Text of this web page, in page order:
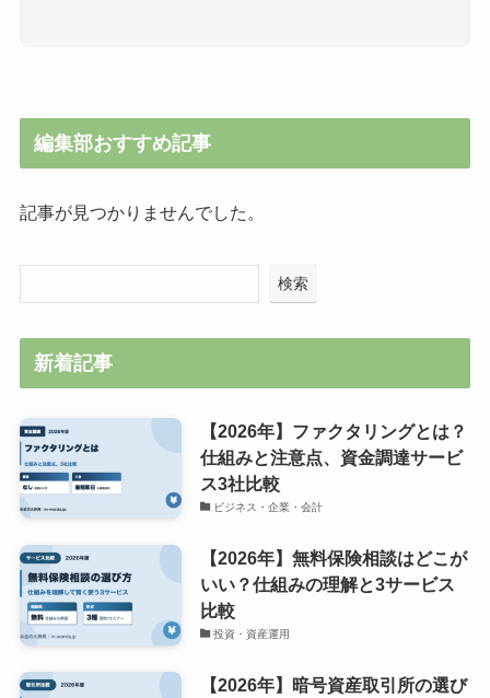
編集部おすすめ記事
記事が見つかりませんでした。
検索
新着記事
【2026年】ファクタリングとは？
仕組みと注意点、資金調達サービ
ス3社比較
ビジネス・企業・会計
【2026年】無料保険相談はどこが
いい？仕組みの理解と3サービス
比較
投資・資産運用
【2026年】暗号資産取引所の選び